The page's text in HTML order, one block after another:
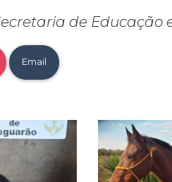
de Educação
Email